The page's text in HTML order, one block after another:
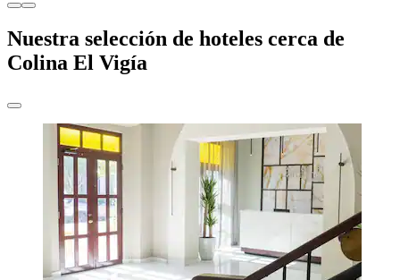
Nuestra selección de hoteles cerca de
Colina El Vigía